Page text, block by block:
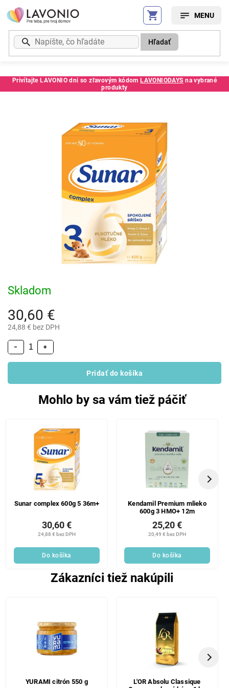
Prejsť
na
obsah
Privítajte LAVONIO dni so zľavovým kódom LAVONIODAYS na vybrané
produkty
Hľadať
Kód: 121109SC
30,60 €
24,88 € bez DPH
Skladom
+
−
Pridať do košíka
Mohlo by sa vám tiež páčiť
Sunar complex 600g 5 36m+
24,88 € bez DPH
30,60 €
Do košíka
Kendamil Premium mlieko
600g 3 HMO+ 12m
20,49 € bez DPH
25,20 €
Do košíka
Zákazníci tiež nakúpili
YURAMI citrón 550 g
L'OR Absolu Classique